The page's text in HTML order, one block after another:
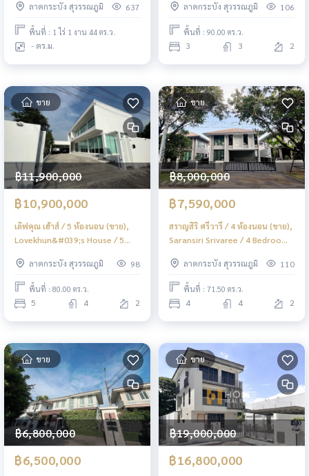
sale 🔥🔥 Land with buildings
544 sq m. On Nut 86 📍 (average
36,000/square wa) (FOR SALE)
FON176
ลาดกระบัง สุวรรณภูมิ 637
พื้นที่ : 1 ไร่ 1 งาน 44 ตร.ว.
- ตร.ม.
POON255
ลาดกระบัง สุวรรณภูมิ 106
พื้นที่ : 90.00 ตร.ว.
3 3 2
ขาย
฿11,900,000
฿10,900,000
เลิฟคุณ เฮ้าส์ / 5 ห้องนอน (ขาย),
Lovekhun&#039;s House / 5
ลาดกระบัง สุวรรณภูมิ
98
พื้นที่ : 80.00 ตร.ว.
5 4 2
ขาย
฿8,000,000
฿7,590,000
สราญสิริ ศรีวารี / 4 ห้องนอน (ขาย),
Saransiri Srivaree / 4 Bedrooms
ลาดกระบัง สุวรรณภูมิ
110
พื้นที่ : 71.50 ตร.ว.
4 4 2
ขาย
฿6,800,000
฿6,500,000
ขาย
฿19,000,000
฿16,800,000